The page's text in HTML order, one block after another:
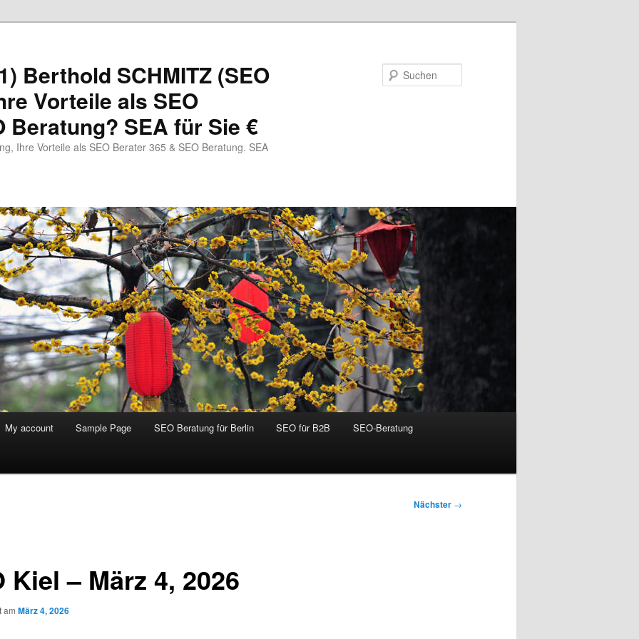
Berthold SCHMITZ (SEO
Vorteile als SEO
Beratung? SEA für Sie €
Ihre Vorteile als SEO Berater 365 & SEO Beratung. SEA
My account Sample Page SEO Beratung für Berlin SEO für B2B SEO-Beratung
Nächster →
Kiel – März 4, 2026
am März 4, 2026